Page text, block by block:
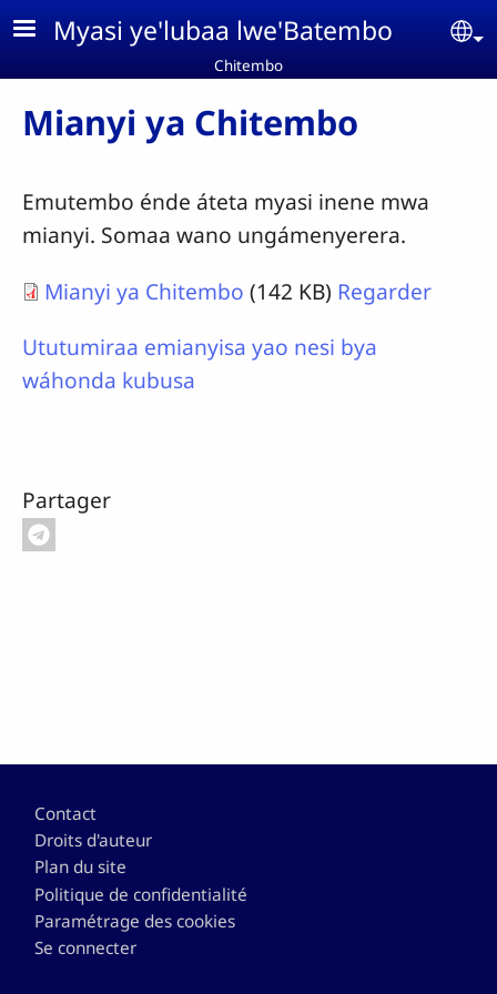
Aller au contenu principal
Myasi ye'lubaa lwe'Batembo
Chitembo
Mianyi ya Chitembo
Emutembo énde áteta myasi inene mwa
mianyi. Somaa wano ungámenyerera.
Mianyi ya Chitembo (142 KB) Regarder
Ututumiraa emianyisa yao nesi bya
wáhonda kubusa
Partager
Pied de page
Contact
Droits d'auteur
Plan du site
Politique de confidentialité
Paramétrage des cookies
Se connecter